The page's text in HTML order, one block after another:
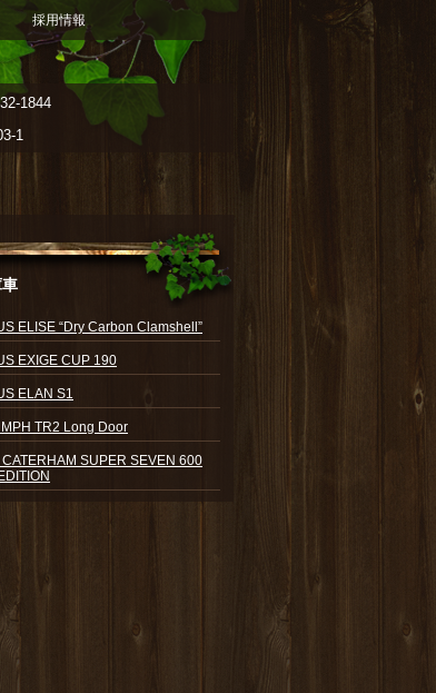
1844
1
採用情報
ELISE “Dry Carbon Clamshell”
EXIGE CUP 190
ELAN S1
TR2 Long Door
CATERHAM SUPER SEVEN 600